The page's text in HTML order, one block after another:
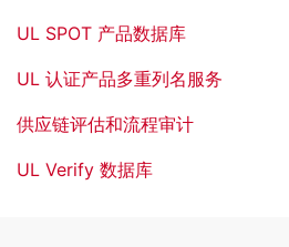
UL SPOT 产品数据库
UL 认证产品多重列名服务
供应链评估和流程审计
UL Verify 数据库